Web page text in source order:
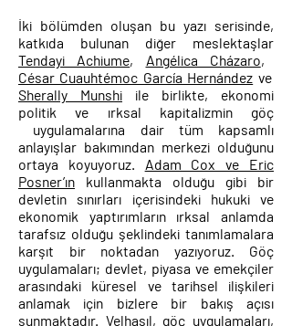
İki bölümden oluşan bu yazı serisinde,
katkıda bulunan diğer meslektaşlar
Tendayi Achiume, Angélica Cházaro,
César Cuauhtémoc García Hernández ve
Sherally Munshi ile birlikte, ekonomi
politik ve ırksal kapitalizmin göç
uygulamalarına dair tüm kapsamlı
anlayışlar bakımından merkezi olduğunu
ortaya koyuyoruz. Adam Cox ve Eric
Posner’ın kullanmakta olduğu gibi bir
devletin sınırları içerisindeki hukuki ve
ekonomik yaptırımların ırksal anlamda
tarafsız olduğu şeklindeki tanımlamalara
karşıt bir noktadan yazıyoruz. Göç
uygulamaları; devlet, piyasa ve emekçiler
arasındaki küresel ve tarihsel ilişkileri
anlamak için bizlere bir bakış açısı
sunmaktadır. Velhasıl, göç uygulamaları,